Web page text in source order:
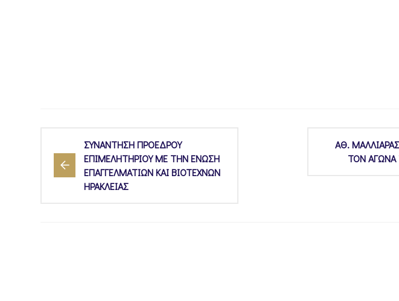
ΣΥΝΑΝΤΗΣΗ ΠΡΟΕΔΡΟΥ
ΕΠΙΜΕΛΗΤΗΡΙΟΥ ΜΕ ΤΗΝ ΕΝΩΣΗ
ΕΠΑΓΓΕΛΜΑΤΙΩΝ ΚΑΙ ΒΙΟΤΕΧΝΩΝ
ΗΡΑΚΛΕΙΑΣ
ΑΘ.
ΤΟΝ